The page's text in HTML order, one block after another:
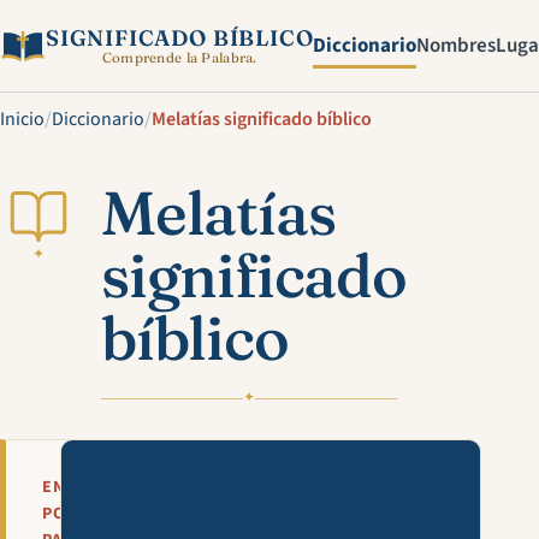
SIGNIFICADO BÍBLICO
Comprende la Palabra. DiccionarioNombres
Inicio/Diccionario/Melatías significado bíblico
✦
Melatías
significado
bíblico
✦
EN
POCAS
Mira esta explicación en